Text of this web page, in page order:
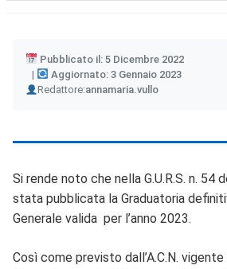
Pubblicato il: 5 Dicembre 2022
Aggiornato: 3 Gennaio 2023
Redattore:
Author annamaria.vullo
Si rende noto che nella G.U.R.S. n. 54
stata pubblicata la Graduatoria
Generale valida per l’anno 2023.
Così come previsto dall’A.C.N.